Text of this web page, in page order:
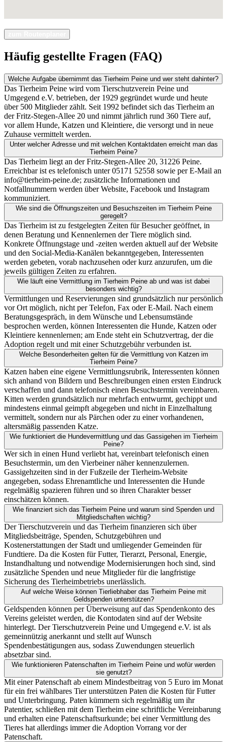
Häufig gestellte Fragen (FAQ)
Welche Aufgabe übernimmt das Tierheim Peine und wer steht dahinter?
Das Tierheim Peine wird vom Tierschutzverein Peine und
Umgegend e.V. betrieben, der 1929 gegründet wurde und heute
über 500 Mitglieder zählt. Seit 1992 befindet sich das Tierheim an
der Fritz-Stegen-Allee 20 und nimmt jährlich rund 360 Tiere auf,
vor allem Hunde, Katzen und Kleintiere, die versorgt und in neue
Zuhause vermittelt werden.
Unter welcher Adresse und mit welchen Kontaktdaten erreicht man das
Tierheim Peine?
Das Tierheim liegt an der Fritz-Stegen-Allee 20, 31226 Peine.
Erreichbar ist es telefonisch unter 05171 52558 sowie per E-Mail an
info@tierheim-peine.de; zusätzliche Informationen und
Notfallnummern werden über Website, Facebook und Instagram
kommuniziert.
Wie sind die Öffnungszeiten und Besuchszeiten im Tierheim Peine
geregelt?
Das Tierheim ist zu festgelegten Zeiten für Besucher geöffnet, in
denen Beratung und Kennenlernen der Tiere möglich sind.
Konkrete Öffnungstage und -zeiten werden aktuell auf der Website
und den Social-Media-Kanälen bekanntgegeben, Interessenten
werden gebeten, vorab nachzusehen oder kurz anzurufen, um die
jeweils gültigen Zeiten zu erfahren.
Wie läuft eine Vermittlung im Tierheim Peine ab und was ist dabei
besonders wichtig?
Vermittlungen und Reservierungen sind grundsätzlich nur persönlich
vor Ort möglich, nicht per Telefon, Fax oder E-Mail. Nach einem
Beratungsgespräch, in dem Wünsche und Lebensumstände
besprochen werden, können Interessenten die Hunde, Katzen oder
Kleintiere kennenlernen; am Ende steht ein Schutzvertrag, der die
Adoption regelt und mit einer Schutzgebühr verbunden ist.
Welche Besonderheiten gelten für die Vermittlung von Katzen im
Tierheim Peine?
Katzen haben eine eigene Vermittlungsrubrik, Interessenten können
sich anhand von Bildern und Beschreibungen einen ersten Eindruck
verschaffen und dann telefonisch einen Besuchstermin vereinbaren.
Kitten werden grundsätzlich nur mehrfach entwurmt, gechippt und
mindestens einmal geimpft abgegeben und nicht in Einzelhaltung
vermittelt, sondern nur als Pärchen oder zu einer vorhandenen,
altersmäßig passenden Katze.
Wie funktioniert die Hundevermittlung und das Gassigehen im Tierheim
Peine?
Wer sich in einen Hund verliebt hat, vereinbart telefonisch einen
Besuchstermin, um den Vierbeiner näher kennenzulernen.
Gassigehzeiten sind in der Fußzeile der Tierheim-Website
angegeben, sodass Ehrenamtliche und Interessenten die Hunde
regelmäßig spazieren führen und so ihren Charakter besser
einschätzen können.
Wie finanziert sich das Tierheim Peine und warum sind Spenden und
Mitgliedschaften wichtig?
Der Tierschutzverein und das Tierheim finanzieren sich über
Mitgliedsbeiträge, Spenden, Schutzgebühren und
Kostenerstattungen der Stadt und umliegender Gemeinden für
Fundtiere. Da die Kosten für Futter, Tierarzt, Personal, Energie,
Instandhaltung und notwendige Modernisierungen hoch sind, sind
zusätzliche Spenden und neue Mitglieder für die langfristige
Sicherung des Tierheimbetriebs unerlässlich.
Auf welche Weise können Tierliebhaber das Tierheim Peine mit
Geldspenden unterstützen?
Geldspenden können per Überweisung auf das Spendenkonto des
Vereins geleistet werden, die Kontodaten sind auf der Website
hinterlegt. Der Tierschutzverein Peine und Umgegend e.V. ist als
gemeinnützig anerkannt und stellt auf Wunsch
Spendenbestätigungen aus, sodass Zuwendungen steuerlich
absetzbar sind.
Wie funktionieren Patenschaften im Tierheim Peine und wofür werden
sie genutzt?
Mit einer Patenschaft ab einem Mindestbeitrag von 5 Euro im Monat
für ein frei wählbares Tier unterstützen Paten die Kosten für Futter
und Unterbringung. Paten kümmern sich regelmäßig um ihr
Patentier, schließen mit dem Tierheim eine schriftliche Vereinbarung
und erhalten eine Patenschaftsurkunde; bei einer Vermittlung des
Tieres hat allerdings immer die Adoption Vorrang vor der
Patenschaft.